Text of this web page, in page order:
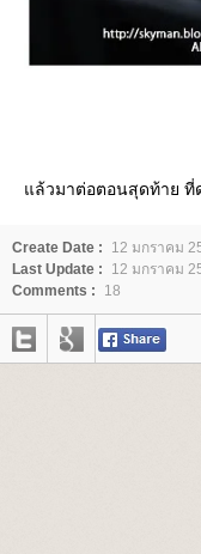
ล้วมาต่อตอนสุดท้าย ที่
Create Date :
12 มกราคม
Last Update :
12 มกราคม
Comments :
18